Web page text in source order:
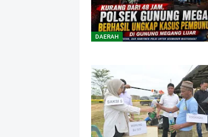
DAERAH